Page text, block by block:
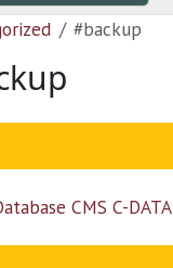
#backup
CMS C-DATA